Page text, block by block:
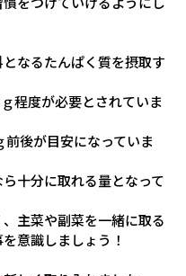
なるたんぱく質を摂取す
程度が必要とされていま
後が目安になっていま
十分に取れる量となって
主菜や副菜を一緒に取る
意識しましょう！